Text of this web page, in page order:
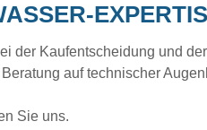
der Kaufentscheidung und
auf technischer
Sie uns.